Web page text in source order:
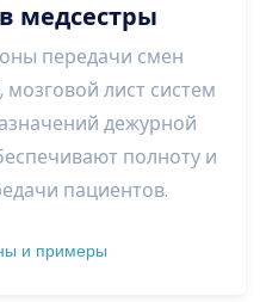
медсестры
передачи смен
мозговой лист систем
дежурной
полноту и
пациентов.
и примеры